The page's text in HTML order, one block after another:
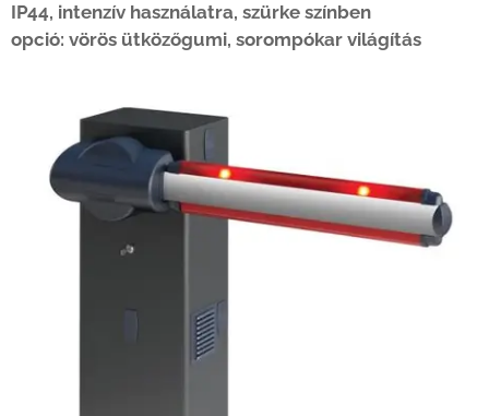
IP44, intenzív használatra, szürke színben
opció: vörös ütközőgumi, sorompókar világítás